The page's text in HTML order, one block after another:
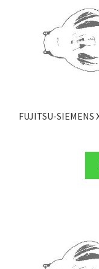
FUJITSU-